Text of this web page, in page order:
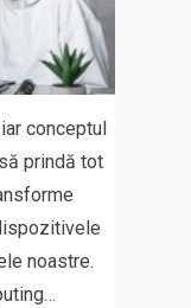
conceptul
prindă tot
noastre.